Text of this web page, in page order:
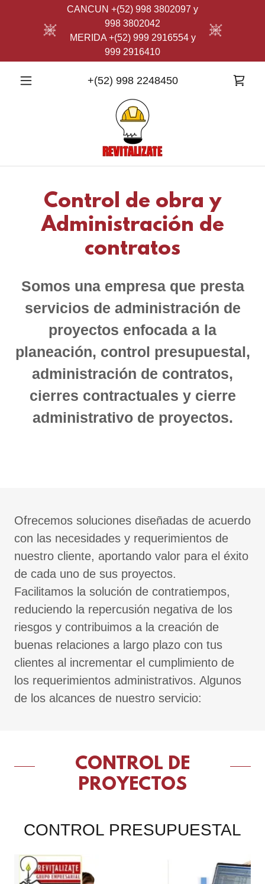
CANCUN +(52) 998 3802097 y
998 3802042
MERIDA +(52) 999 2916554 y
999 2916410
+(52) 998 2248450
Control de obra y
Administración de
contratos
Somos una empresa que presta
servicios de administración de
proyectos enfocada a la
planeación, control presupuestal,
administración de contratos,
cierres contractuales y cierre
administrativo de proyectos.
Ofrecemos soluciones diseñadas de acuerdo
con las necesidades y requerimientos de
nuestro cliente, aportando valor para el éxito
de cada uno de sus proyectos.
Facilitamos la solución de contratiempos,
reduciendo la repercusión negativa de los
riesgos y contribuimos a la creación de
buenas relaciones a largo plazo con tus
clientes al incrementar el cumplimiento de
los requerimientos administrativos. Algunos
de los alcances de nuestro servicio:
CONTROL DE
PROYECTOS
CONTROL PRESUPUESTAL